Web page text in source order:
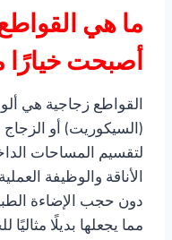
ما هي
أصبحت خيارًا
القواطع زجاجية هي
(السيكوريت) أو
لتقسيم المساحات
الأناقة والوظيفة
دون حجب الإضاءة
مما يجعلها بديلًا مثاليًا